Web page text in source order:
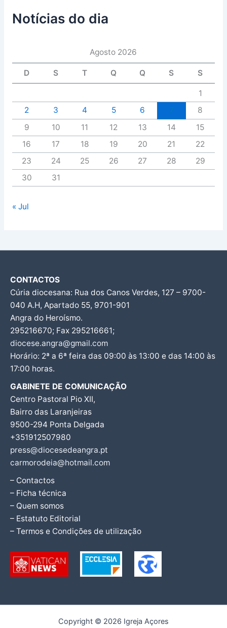
Notícias do dia
Agosto 2026
D S T Q Q S S
1
2
3 4 5 6
8
9
10 11 12 13 14
15
16
17 18 19 20 21
22
23
24 25 26 27 28
29
30
31
« Jul
CONTACTOS
Cúria diocesana: Rua dos Canos Verdes, 127 – 9700-
040 A.H, Apartado 55, 9701-901
Angra do Heroísmo.
295216670; Fax 295216661;
diocese.angra@gmail.com
Horário: 2ª a 6ª feira das 09:00 às 13:00 e das 14:00 às
17:00 horas.
GABINETE DE COMUNICAÇÃO
Centro Pastoral Pio XII,
Bairro das Laranjeiras
9500-294 Ponta Delgada
+351912507980
press@diocesedeangra.pt
carmorodeia@hotmail.com
– Contactos
– Ficha técnica
– Quem somos
– Estatuto Editorial
– Termos e Condições de utilização
Copyright © 2026 Igreja Açores